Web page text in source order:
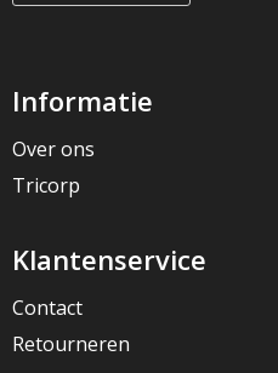
Informatie
Over ons
Tricorp
Klantenservice
Contact
Retourneren